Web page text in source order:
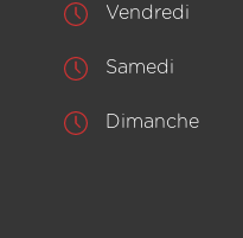
Vendredi
Samedi
Dimanche